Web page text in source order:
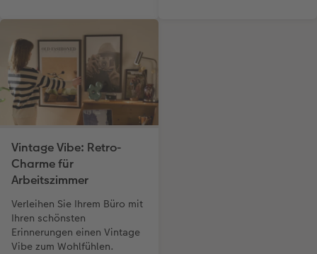
Vintage Vibe: Retro-
Charme für
Arbeitszimmer
Verleihen Sie Ihrem Büro mit
Ihren schönsten
Erinnerungen einen Vintage
Vibe zum Wohlfühlen.